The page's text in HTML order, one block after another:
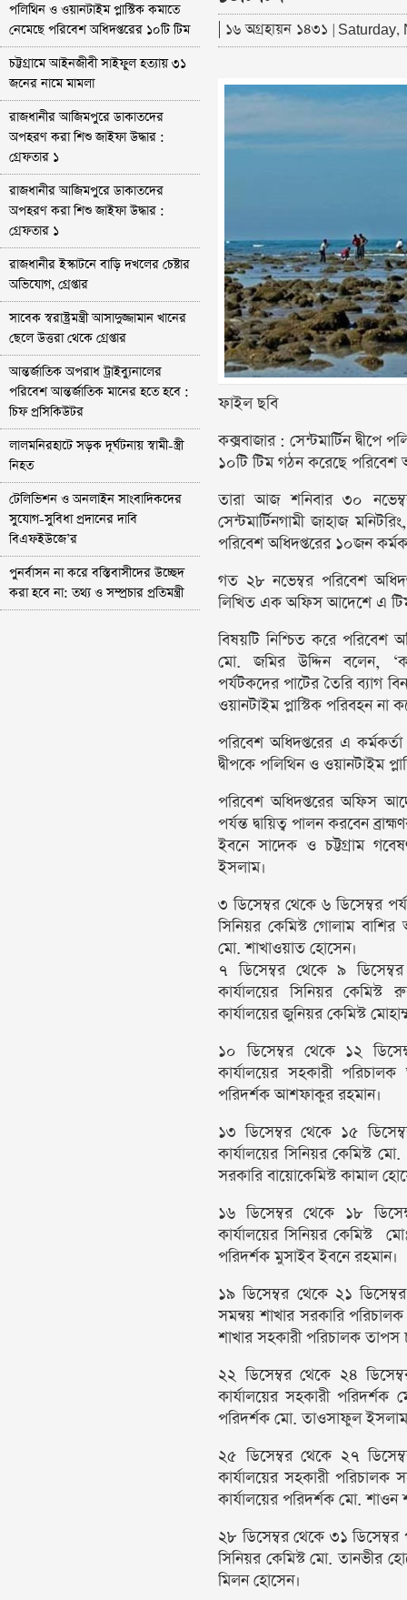
পলিথিন ও ওয়ানটাইম প্লাস্টিক কমাতে
নেমেছে পরিবেশ অধিদপ্তরের ১০টি টিম
চট্টগ্রামে আইনজীবী সাইফুল হত্যায় ৩১
জনের নামে মামলা
রাজধানীর আজিমপুরে ডাকাতদের
অপহরণ করা শিশু জাইফা উদ্ধার :
গ্রেফতার ১
রাজধানীর আজিমপুরে ডাকাতদের
অপহরণ করা শিশু জাইফা উদ্ধার :
গ্রেফতার ১
রাজধানীর ইস্কাটনে বাড়ি দখলের চেষ্টার
অভিযোগ, গ্রেপ্তার
সাবেক স্বরাষ্ট্রমন্ত্রী আসাদুজ্জামান খানের
ছেলে উত্তরা থেকে গ্রেপ্তার
আন্তর্জাতিক অপরাধ ট্রাইব্যুনালের
পরিবেশ আন্তর্জাতিক মানের হতে হবে :
চিফ প্রসিকিউটর
লালমনিরহাটে সড়ক দূর্ঘটনায় স্বামী-স্ত্রী
নিহত
টেলিভিশন ও অনলাইন সাংবাদিকদের
সুযোগ-সুবিধা প্রদানের দাবি
বিএফইউজে’র
পুনর্বাসন না করে বস্তিবাসীদের উচ্ছেদ
করা হবে না: তথ্য ও সম্প্রচার প্রতিমন্ত্রী
| ১৬ অগ্রহায়ন ১৪৩১ |
ফাইল ছবি
কক্সবাজার : সেন্টমার্টিন দ্বীপে
১০টি টিম গঠন করেছে পরিবেশ
তারা আজ শনিবার ৩০
সেন্টমার্টিনগামী জাহাজ
পরিবেশ অধিদপ্তরের ১০জন
গত ২৮ নভেম্বর পরিবেশ
লিখিত এক অফিস আদেশে এ
বিষয়টি নিশ্চিত করে পরিবেশ
মো. জমির উদ্দিন বলেন,
পর্যটকদের পাটের তৈরি ব্যাগ
ওয়ানটাইম প্লাস্টিক পরিবহন না
পরিবেশ অধিদপ্তরের এ
দ্বীপকে পলিথিন ও ওয়ানটাইম
পরিবেশ অধিদপ্তরের অফিস
পর্যন্ত দ্বায়িত্ব পালন করবেন
ইবনে সাদেক ও চট্টগ্রাম
ইসলাম।
৩ ডিসেম্বর থেকে ৬ ডিসেম্বর
সিনিয়র কেমিস্ট গোলাম বাশির
মো. শাখাওয়াত হোসেন।
৭ ডিসেম্বর থেকে ৯ ডিসেম্বর
কার্যালয়ের সিনিয়র
কার্যালয়ের জুনিয়র কেমিস্ট
১০ ডিসেম্বর থেকে ১২
কার্যালয়ের সহকারী
পরিদর্শক আশফাকুর রহমান।
১৩ ডিসেম্বর থেকে ১৫
কার্যালয়ের সিনিয়র কেমিস্ট
সরকারি বায়োকেমিস্ট কামাল
১৬ ডিসেম্বর থেকে ১৮
কার্যালয়ের সিনিয়র কেমিস্ট
পরিদর্শক মুসাইব ইবনে রহমান।
১৯ ডিসেম্বর থেকে ২১
সমন্বয় শাখার সরকারি
শাখার সহকারী পরিচালক তাপস
২২ ডিসেম্বর থেকে ২৪
কার্যালয়ের সহকারী
পরিদর্শক মো. তাওসাফুল
২৫ ডিসেম্বর থেকে ২৭
কার্যালয়ের সহকারী
কার্যালয়ের পরিদর্শক মো.
২৮ ডিসেম্বর থেকে ৩১ ডিসেম্বর
সিনিয়র কেমিস্ট মো. তানভীর
মিলন হোসেন।